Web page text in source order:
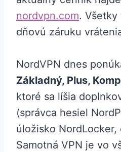
nordvpn.com.
dňovú záruku
NordVPN dnes
Základný, Plus,
ktoré sa líšia
(správca hesiel
úložisko
Samotná VPN je vo